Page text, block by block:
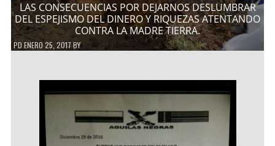
LAS CONSECUENCIAS POR DEJARNOS DESLUMBRAR
DEL ESPEJISMO DEL DINERO Y RIQUEZAS ATENTANDO
CONTRA LA MADRE TIERRA.
PDENERO 25, 2017BY